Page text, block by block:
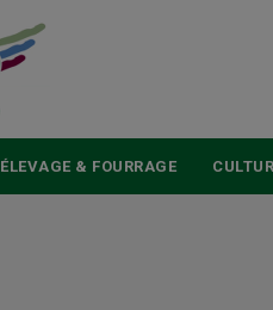
ÉLEVAGE & FOURRAGE